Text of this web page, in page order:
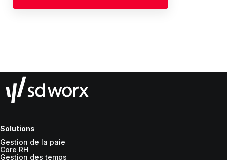
Solutions
Gestion de la paie
Core RH
Gestion des temps